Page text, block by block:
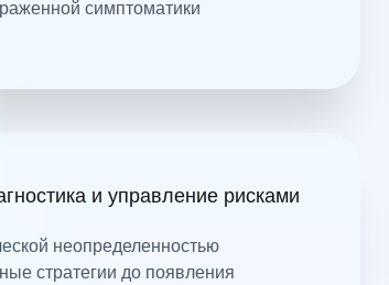
симптоматики
и управление рисками
неопределенностью
стратегии до появления